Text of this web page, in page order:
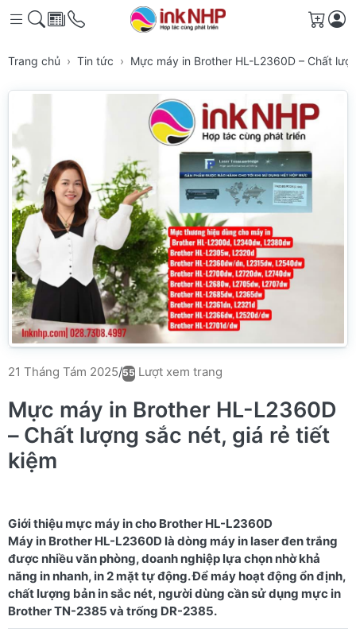
Giỏ
Trang chủ Tin tức Mực máy in Brother HL-L2360D – Chất
21 Tháng Tám 2025/55 Lượt xem trang
Mực máy in Brother HL-L2360D
– Chất lượng sắc nét, giá rẻ tiết
kiệm
Giới thiệu mực máy in cho Brother HL-L2360D
Máy in Brother HL-L2360D là dòng máy in laser đen trắng
được nhiều văn phòng, doanh nghiệp lựa chọn nhờ khả
năng in nhanh, in 2 mặt tự động. Để máy hoạt động ổn định,
chất lượng bản in sắc nét, người dùng cần sử dụng mực in